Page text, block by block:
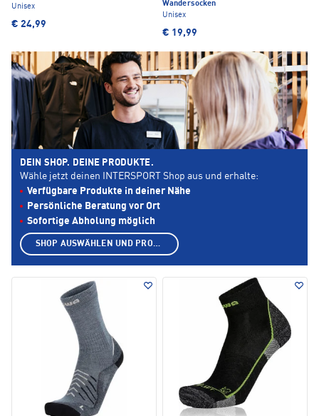
Unisex
€ 24,99
Wandersocken
Unisex
€ 19,99
DEIN SHOP. DEINE PRODUKTE.
Wähle jetzt deinen INTERSPORT Shop aus und erhalte:
Verfügbare Produkte in deiner Nähe
Persönliche Beratung vor Ort
Sofortige Abholung möglich
SHOP AUSWÄHLEN UND PRODUKTE ANZEIGEN